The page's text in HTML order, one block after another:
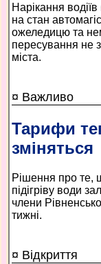
Нарікання
на стан
ожеледицю та
пересування не
міста.
¤ Важливо
Тарифи
зміняться
Рішення про те,
підігріву води
члени
тижні.
¤ Відкриття